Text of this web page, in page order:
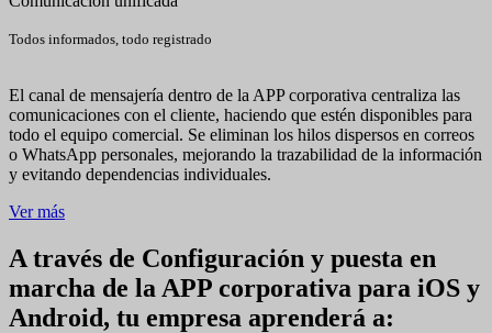
Todos informados, todo registrado
El canal de mensajería dentro de la APP corporativa centraliza las
comunicaciones con el cliente, haciendo que estén disponibles para
todo el equipo comercial. Se eliminan los hilos dispersos en correos
o WhatsApp personales, mejorando la trazabilidad de la información
y evitando dependencias individuales.
Ver más
A través de Configuración y puesta en
marcha de la APP corporativa para iOS y
Android, tu empresa aprenderá a: